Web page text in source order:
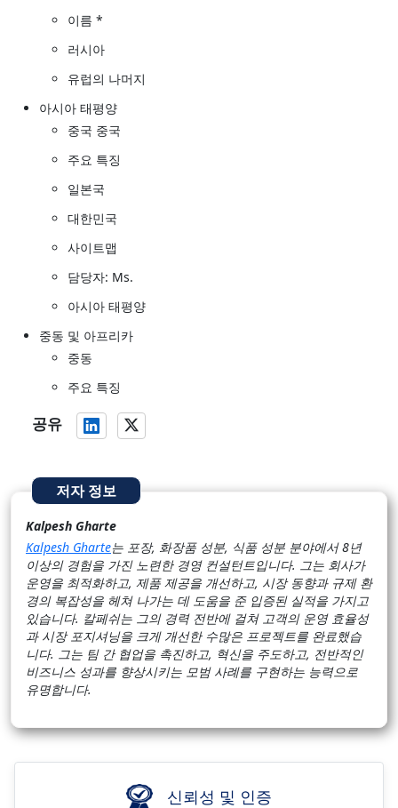
이름 *
러시아
유럽의 나머지
아시아 태평양
중국 중국
주요 특징
일본국
대한민국
사이트맵
담당자: Ms.
아시아 태평양
중동 및 아프리카
중동
주요 특징
공유
저자 정보
Kalpesh Gharte
Kalpesh Gharte는 포장, 화장품 성분, 식품 성분 분야에서 8년
이상의 경험을 가진 노련한 경영 컨설턴트입니다. 그는 회사가
운영을 최적화하고, 제품 제공을 개선하고, 시장 동향과 규제 환
경의 복잡성을 헤쳐 나가는 데 도움을 준 입증된 실적을 가지고
있습니다. 칼페쉬는 그의 경력 전반에 걸쳐 고객의 운영 효율성
과 시장 포지셔닝을 크게 개선한 수많은 프로젝트를 완료했습
니다. 그는 팀 간 협업을 촉진하고, 혁신을 주도하고, 전반적인
비즈니스 성과를 향상시키는 모범 사례를 구현하는 능력으로
유명합니다.
신뢰성 및 인증